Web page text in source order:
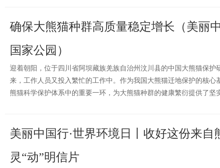
确保大熊猫种群高质量稳定增长（美丽
国家公园）
迎着朝阳，位于四川省阿坝藏族羌族自治州汶川县的中国大熊猫保护
来，工作人员又投入繁忙的工作中。作为我国大熊猫迁地保护的核心
熊猫科学保护体系中的重要一环，为大熊猫种群的健康繁衍提供了坚
美丽中国行·世界环境日丨收好这份来自
灵“动”明信片